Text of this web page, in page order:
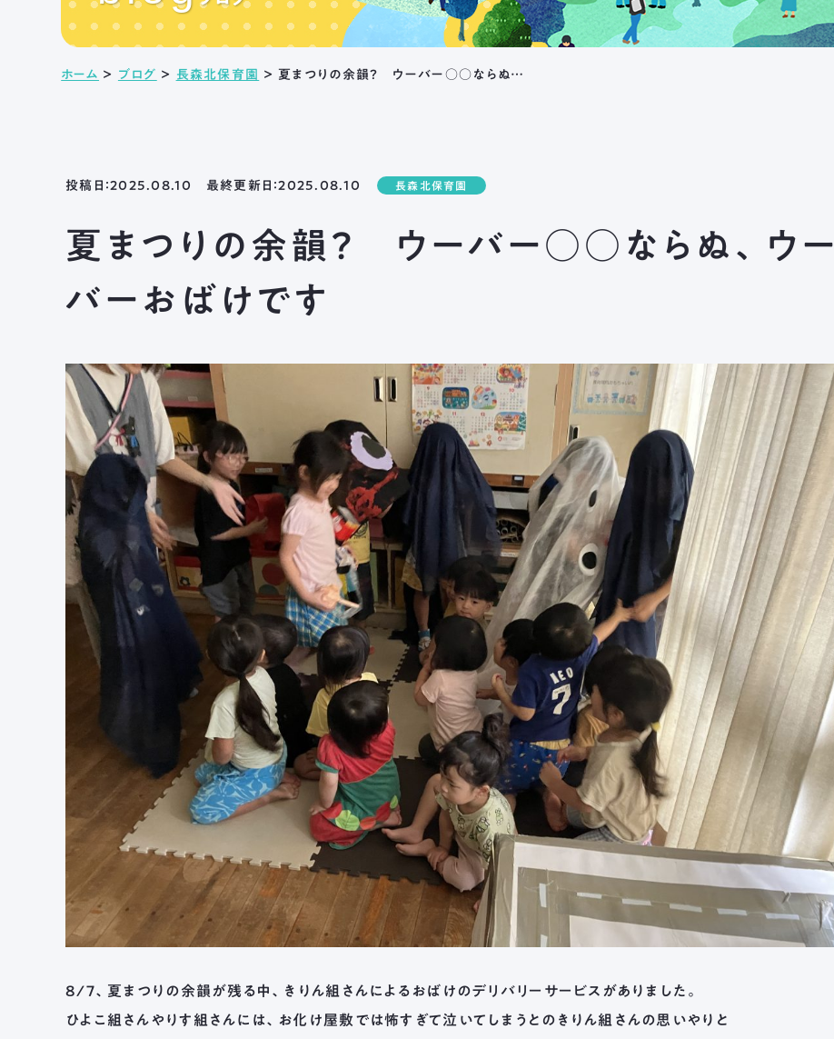
ホーム ＞ ブログ ＞ 長森北保育園 ＞ 夏まつりの余韻？ ウーバー○○ならぬ、ウーバーおばけです
投稿日：2025.08.10 最終更新日：2025.08.10 長森北保育園
夏まつりの余韻？ ウーバー○○ならぬ、ウー
バーおばけです
8/7、夏まつりの余韻が残る中、きりん組さんによるおばけのデリバリーサービスがありました。
ひよこ組さんやりす組さんには、お化け屋敷では怖すぎて泣いてしまうとのきりん組さんの思いやりと